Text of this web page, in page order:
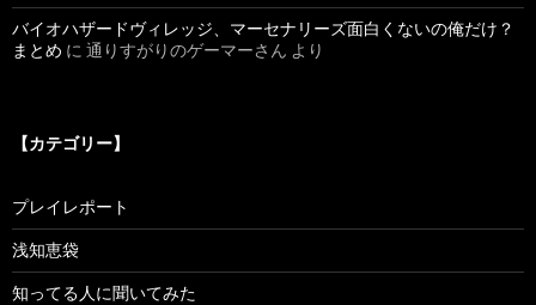
バイオハザードヴィレッジ、マーセナリーズ面白くないの俺だけ？
まとめ に 通りすがりのゲーマーさん より
【カテゴリー】
プレイレポート
浅知恵袋
知ってる人に聞いてみた